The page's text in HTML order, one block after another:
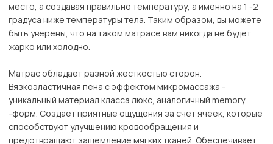
место, а создавая правильно температуру, а именно на 1 -2
градуса ниже температуры тела. Таким образом, вы можете
быть уверены, что на таком матрасе вам никогда не будет
жарко или холодно.
Матрас обладает разной жесткостью сторон.
Вязкоэластичная пена с эффектом микромассажа -
уникальный материал класса люкс, аналогичный memory
-форм. Создает приятные ощущения за счет ячеек, которые
способствуют улучшению кровообращения и
предотвращают защемление мягких тканей. Обеспечивает